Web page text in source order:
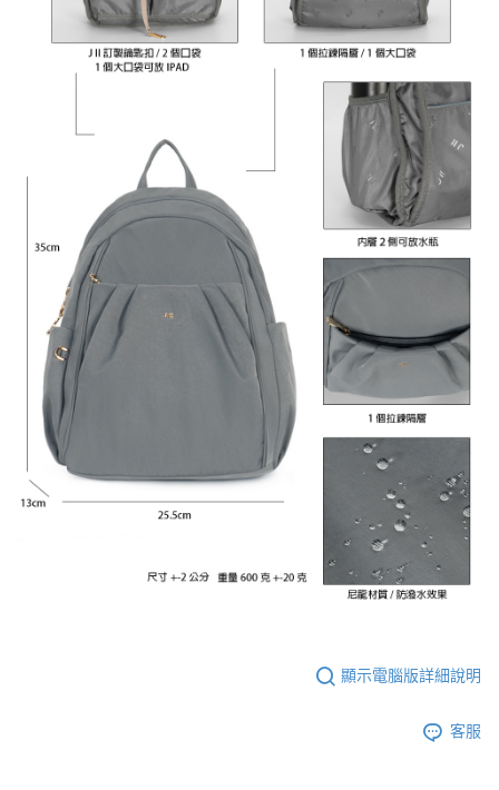
顯示電腦版詳細說明
客服